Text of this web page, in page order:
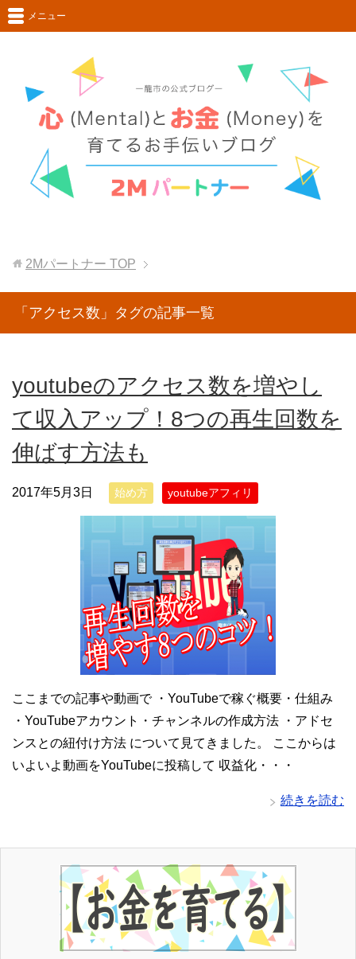
メニュー
2Mパートナー TOP
「アクセス数」タグの記事一覧
youtubeのアクセス数を増やし
て収入アップ！8つの再生回数を
伸ばす方法も
2017年5月3日 始め方 youtubeアフィリ
ここまでの記事や動画で ・YouTubeで稼ぐ概要・仕組み
・YouTubeアカウント・チャンネルの作成方法 ・アドセ
ンスとの紐付け方法 について見てきました。 ここからは
いよいよ動画をYouTubeに投稿して 収益化・・・
続きを読む